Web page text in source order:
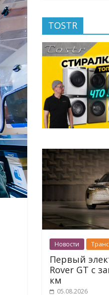
TOSTR
Новости
Первый
Rover GT с
км
05.08.2026